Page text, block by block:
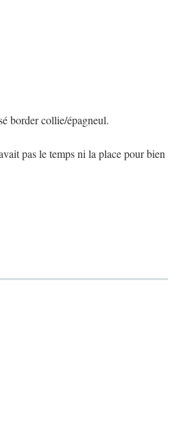
border collie/épagneul.
pas le temps ni la place pour bien